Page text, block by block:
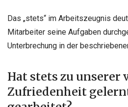
Das „stets“ im Arbeitszeugnis
Mitarbeiter seine Aufgaben
Unterbrechung in der
Hat stets zu unserer
Zufriedenheit